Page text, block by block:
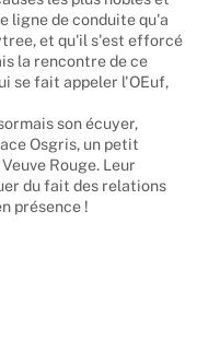
ligne de conduite qu'a
et qu'il s'est efforcé
la rencontre de ce
se fait appeler l'OEuf,
son écuyer,
Osgris, un petit
Rouge. Leur
du fait des relations
présence !